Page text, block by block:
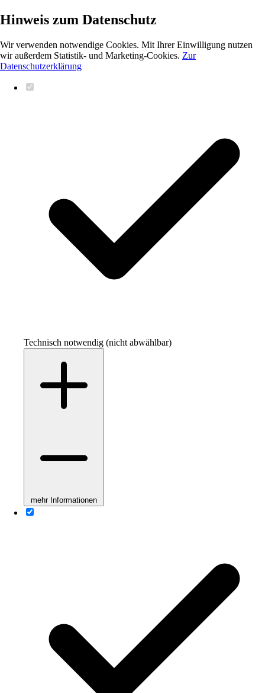
Hinweis zum Datenschutz
Wir verwenden notwendige Cookies. Mit Ihrer Einwilligung nutzen
wir außerdem Statistik- und Marketing-Cookies. Zur
Datenschutzerklärung
Technisch notwendig (nicht abwählbar)
mehr Informationen